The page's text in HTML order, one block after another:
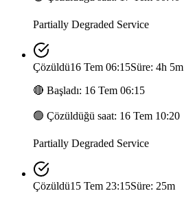
Partially Degraded Service
Çözüldü16 Tem 06:15Süre: 4h 5m
🔴 Başladı: 16 Tem 06:15
🟢 Çözüldüğü saat: 16 Tem 10:20
Partially Degraded Service
Çözüldü15 Tem 23:15Süre: 25m